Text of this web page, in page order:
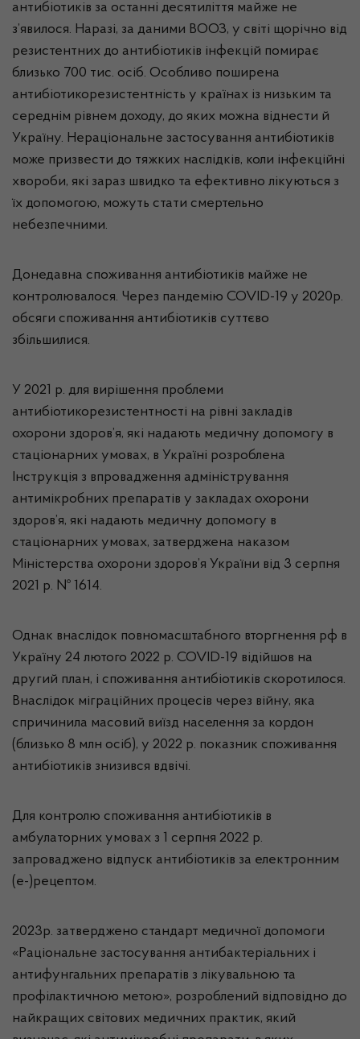
антибіотиків за останні десятиліття майже не
з’явилося. Наразі, за даними ВООЗ, у світі щорічно від
резистентних до антибіотиків інфекцій помирає
близько 700 тис. осіб. Особливо поширена
антибіотикорезистентність у країнах із низьким та
середнім рівнем доходу, до яких можна віднести й
Україну. Нераціональне застосування антибіотиків
може призвести до тяжких наслідків, коли інфекційні
хвороби, які зараз швидко та ефективно лікуються з
їх допомогою, можуть стати смертельно
небезпечними.
Донедавна споживання антибіотиків майже не
контролювалося. Через пандемію COVID-19 у 2020р.
обсяги споживання антибіотиків суттєво
збільшилися.
У 2021 р. для вирішення проблеми
антибіотикорезистентності на рівні закладів
охорони здоров’я, які надають медичну допомогу в
стаціонарних умовах, в Україні розроблена
Інструкція з впровадження адміністрування
антимікробних препаратів у закладах охорони
здоров’я, які надають медичну допомогу в
стаціонарних умовах, затверджена наказом
Міністерства охорони здоров’я України від 3 серпня
2021 р. № 1614.
Однак внаслідок повномасштабного вторгнення рф в
Україну 24 лютого 2022 р. COVID-19 відійшов на
другий план, і споживання антибіотиків скоротилося.
Внаслідок міграційних процесів через війну, яка
спричинила масовий виїзд населення за кордон
(близько 8 млн осіб), у 2022 р. показник споживання
антибіотиків знизився вдвічі.
Для контролю споживання антибіотиків в
амбулаторних умовах з 1 серпня 2022 р.
запроваджено відпуск антибіотиків за електронним
(е-)рецептом.
2023р. затверджено стандарт медичної допомоги
«Раціональне застосування антибактеріальних і
антифунгальних препаратів з лікувальною та
профілактичною метою», розроблений відповідно до
найкращих світових медичних практик, який